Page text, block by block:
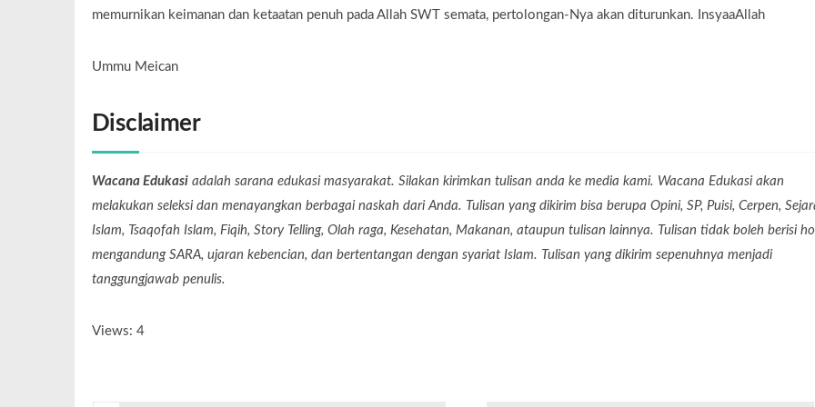
memurnikan keimanan dan ketaatan penuh pada Allah SWT semata, pertolongan-Nya akan diturunkan. InsyaaAllah
Ummu Meican
Disclaimer
Wacana Edukasiadalah sarana edukasi masyarakat. Silakan kirimkan tulisan anda ke media kami. Wacana Edukasi akan
melakukan seleksi dan menayangkan berbagai naskah dari Anda. Tulisan yang dikirim bisa berupa Opini, SP, Puisi, Cerpen,
Islam, Tsaqofah Islam, Fiqih, Story Telling, Olah raga, Kesehatan, Makanan, ataupun tulisan lainnya. Tulisan tidak boleh berisi
mengandung SARA, ujaran kebencian, dan bertentangan dengan syariat Islam. Tulisan yang dikirim sepenuhnya menjadi
tanggungjawab penulis.
Views: 4